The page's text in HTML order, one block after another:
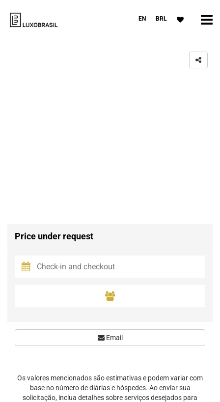
EN BRL
Price under request
Email
Os valores mencionados são estimativas e podem variar com
base no número de diárias e hóspedes. Ao enviar sua
solicitação, inclua detalhes sobre serviços desejados para